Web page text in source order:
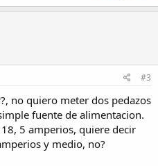
#3
no quiero meter dos pedazos
fuente de alimentacion.
5 amperios, quiere decir
y medio, no?